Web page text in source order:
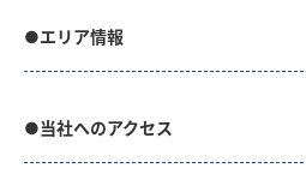
●エリア情報
●当社へのアクセス